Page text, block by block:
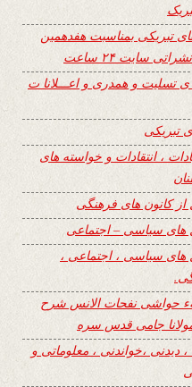
تبریکی بمناسبت هفدهمین
سایت ۲۴ ساعت
ی تسلیت و همدری و اعـــلانا ت
تبریکی
، انتقادات و خواسته های
از کانون های فرهنگی
های سیاسی – اجتماعی
های سیاسی ، اجتماعی ،
حواشی نفحات الانس شرح
جامی قدس سره
دیدنی ،خواندنی ، معلوماتی و